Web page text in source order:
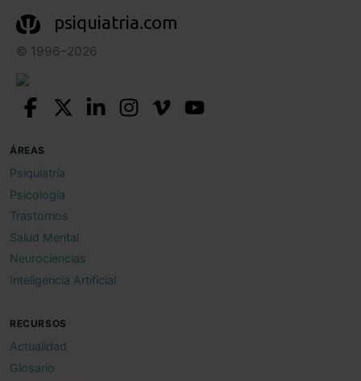
psiquiatria.com
© 1996–2026
ÁREAS
Psiquiatría
Psicología
Trastornos
Salud Mental
Neurociencias
Inteligencia Artificial
RECURSOS
Actualidad
Glosario